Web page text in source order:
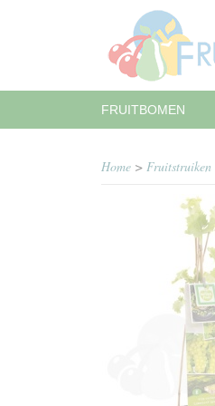
FRUITBOMEN
Home > Fruitstruiken